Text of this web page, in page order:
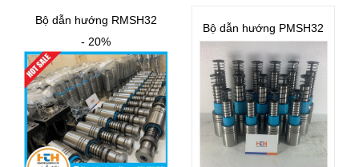
Bộ dẫn hướng RMSH32
- 20%
Bộ dẫn hướng PMSH32